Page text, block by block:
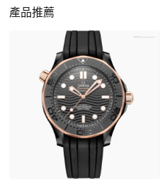
請先透過網站上的聯繫方
們會先幫您確認版本與實際
二、確認款式與價格
客服會與您確認品牌、尺
有現貨會直接幫您預留；
說明大約出貨時間。
三、安排付款方式
您可以選擇先付少量
合日常通勤與旅行佩
產品推薦